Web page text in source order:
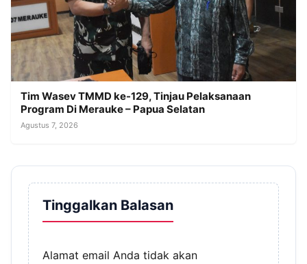
Tim Wasev TMMD ke-129, Tinjau Pelaksanaan
Program Di Merauke – Papua Selatan
Agustus 7, 2026
Tinggalkan Balasan
Alamat email Anda tidak akan